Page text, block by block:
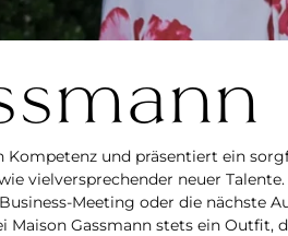
Kompetenz und präsentiert ein
vielversprechender neuer
Meeting oder die nächste
Gassmann stets ein Outfit,